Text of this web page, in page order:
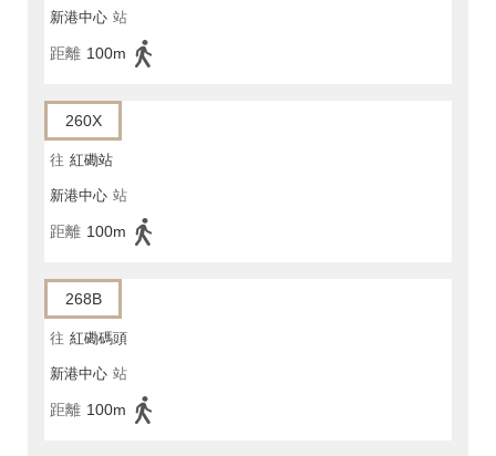
新港中心 站
距離 100m
260X
往 紅磡站
新港中心 站
距離 100m
268B
往 紅磡碼頭
新港中心 站
距離 100m